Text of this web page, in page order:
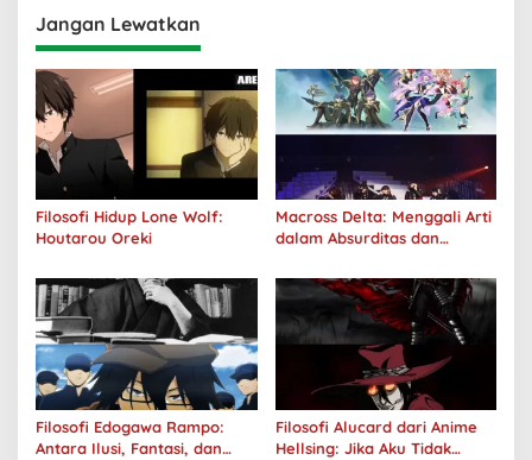
Jangan Lewatkan
Filosofi Hidup Lone Wolf:
Houtarou Oreki
Macross Delta: Menggali Arti
dalam Absurditas dan
Filosofi Edogawa Rampo:
Antara Ilusi, Fantasi, dan
Filosofi Alucard dari Anime
Hellsing: Jika Aku Tidak